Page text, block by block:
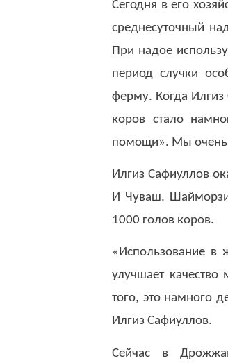
Сегодня в его
среднесуточный
При надое
период случки
ферму. Когда Илгиз
коров стало
помощи». Мы
Илгиз Сафиуллов
И Чуваш.
1000 голов коров.
«Использование в
улучшает
того, это намного
Илгиз Сафиуллов.
Сейчас в